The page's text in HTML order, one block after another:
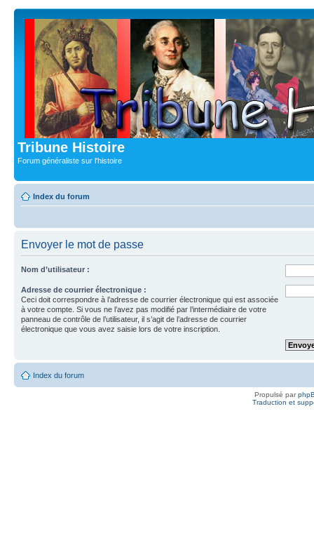
Tribune Histoire
Forum généraliste sur l'histoire
Index du forum
Envoyer le mot de passe
Nom d’utilisateur :
Adresse de courrier électronique :
Ceci doit correspondre à l’adresse de courrier électronique qui est associée
à votre compte. Si vous ne l’avez pas modifié par l’intermédiaire de votre
panneau de contrôle de l’utilisateur, il s’agit de l’adresse de courrier
électronique que vous avez saisie lors de votre inscription.
Index du forum
Propulsé par
Traduction et